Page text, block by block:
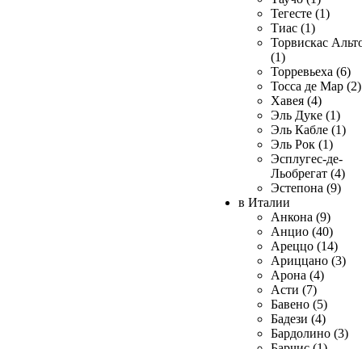
Тегесте (1)
Тиас (1)
Торвискас
(1)
Торревьеха (6)
Тосса де Мар (2)
Хавея (4)
Эль Дуке (1)
Эль Кабле (1)
Эль Рок (1)
Эсплугес-де-
Льобрегат (4)
Эстепона (9)
в Италии
Анкона (9)
Анцио (40)
Ареццо (14)
Ариццано (3)
Арона (4)
Асти (7)
Бавено (5)
Бадези (4)
Бардолино (3)